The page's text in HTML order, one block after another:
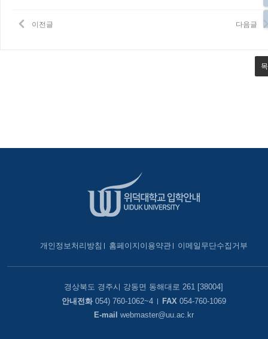
이전글 다음글
개인정보처리방침 홈페이지이용약관 이메일무단수집거부
경상북도 경주시 강동면 동해대로 261 [38004]
안내전화054) 760-1062~4 FAX 054-760-1069
E-mail webmaster@uu.ac.kr